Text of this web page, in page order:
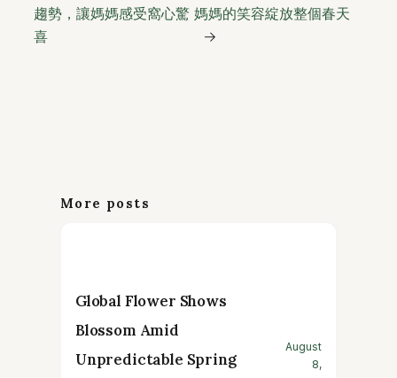
趨勢，讓媽媽感受窩心驚
喜
媽媽的笑容綻放整個春天
→
More posts
Global Flower Shows
Blossom Amid
Unpredictable Spring
August
8,